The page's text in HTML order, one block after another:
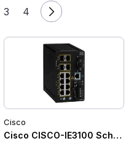
3 4
Cisco
Cisco CISCO-IE3100 Schalter